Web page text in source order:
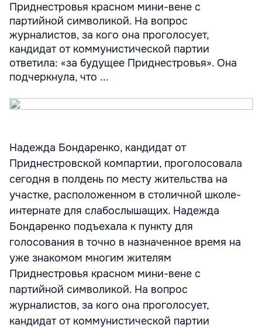
Приднестровья красном мини-вене с
партийной символикой. На вопрос
журналистов, за кого она проголосует,
кандидат от коммунистической партии
ответила: «за будущее Приднестровья». Она
подчеркнула, что ...
Надежда Бондаренко, кандидат от
Приднестровской компартии, проголосовала
сегодня в полдень по месту жительства на
участке, расположенном в столичной школе-
интернате для слабослышащих. Надежда
Бондаренко подъехала к пункту для
голосования в точно в назначенное время на
уже знакомом многим жителям
Приднестровья красном мини-вене с
партийной символикой. На вопрос
журналистов, за кого она проголосует,
кандидат от коммунистической партии